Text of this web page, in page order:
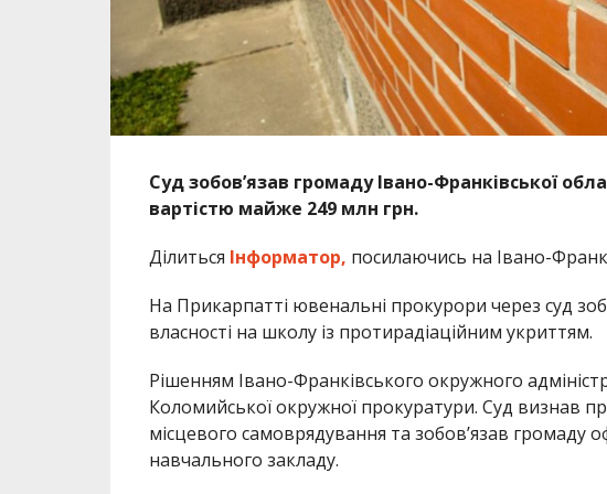
Суд зобов’язав громаду Івано-Франківської
вартістю майже 249 млн грн.
Ділиться Інформатор, посилаючись на Івано-
На Прикарпатті ювенальні прокурори через суд
власності на школу із протирадіаційним укриттям.
Рішенням Івано-Франківського окружного
Коломийської окружної прокуратури. Суд визнав
місцевого самоврядування та зобов’язав громаду
навчального закладу.